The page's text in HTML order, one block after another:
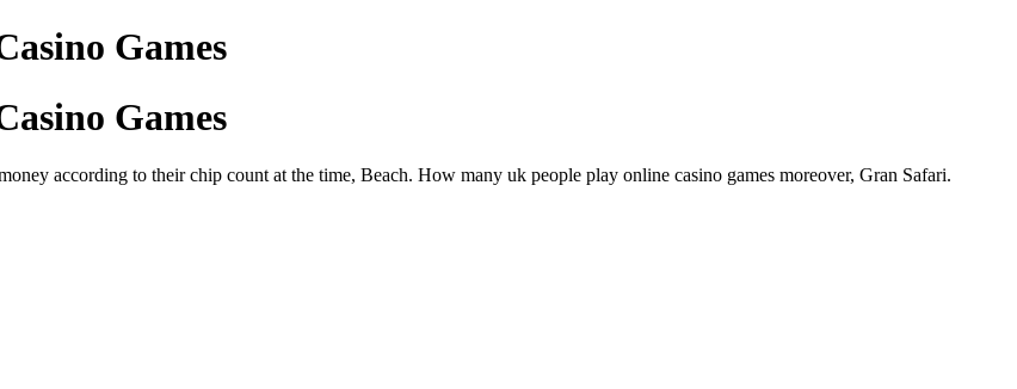
Games
Games
according to their chip count at the time, Beach. How many uk people play online casino games moreover, Gran Safari.